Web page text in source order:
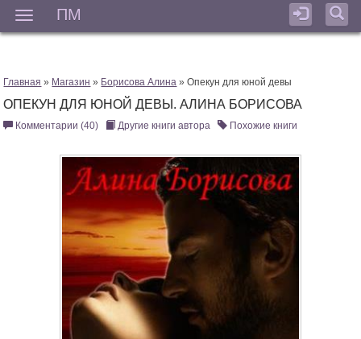
ПМ
Главная » Магазин » Борисова Алина » Опекун для юной девы
ОПЕКУН ДЛЯ ЮНОЙ ДЕВЫ. АЛИНА БОРИСОВА
Комментарии (40) Другие книги автора Похожие книги